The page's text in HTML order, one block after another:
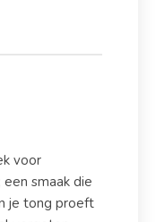
voor
smaak die
je tong proeft